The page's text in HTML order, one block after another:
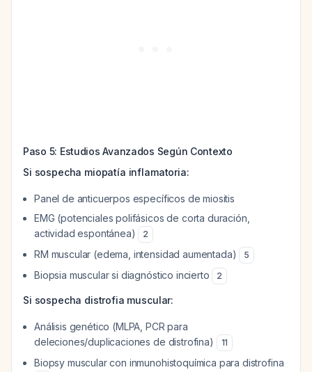
Paso 5: Estudios Avanzados Según Contexto
Si sospecha miopatía inflamatoria:
Panel de anticuerpos específicos de miositis
EMG (potenciales polifásicos de corta duración,
actividad espontánea)
2
RM muscular (edema, intensidad aumentada) 5
Biopsia muscular si diagnóstico incierto 2
Si sospecha distrofia muscular:
Análisis genético (MLPA, PCR para
deleciones/duplicaciones de distrofina)
11
Biopsy muscular con inmunohistoquímica para distrofina